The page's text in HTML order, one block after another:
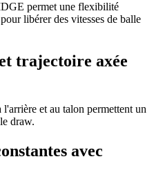
permet une flexibilité
libérer des vitesses de balle
trajectoire axée
et au talon permettent un
draw.
avec